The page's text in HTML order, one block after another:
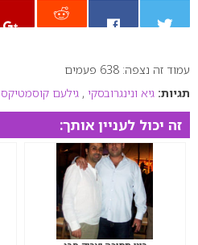
0עמוד זה נצפה: 638 פעמים
תגיות: גיא ונינגרובסקי , גילעם קוסמטיקס
זה יכול לעניין אותך: